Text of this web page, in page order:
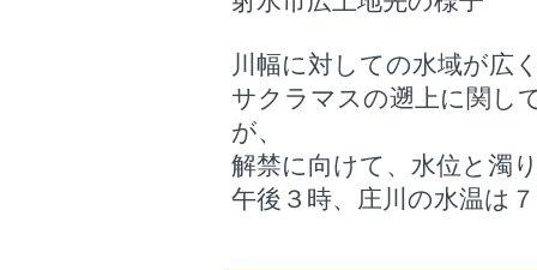
川幅に対しての水域が広
サクラマスの遡上に関し
が、
解禁に向けて、水位と濁
午後３時、庄川の水温は